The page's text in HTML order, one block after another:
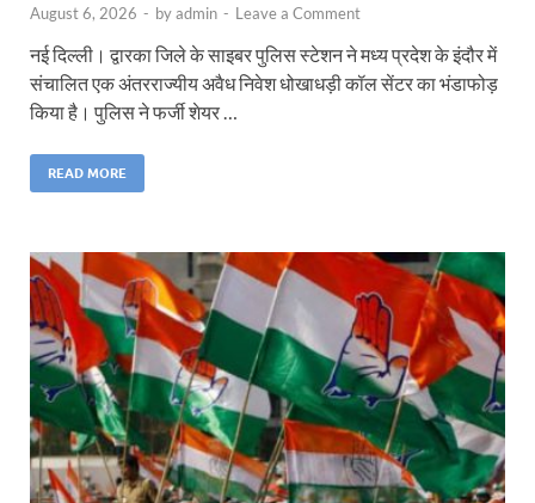
August 6, 2026 - byadmin - Leave a Comment
नई दिल्ली। द्वारका जिले के साइबर पुलिस स्टेशन ने मध्य प्रदेश के इंदौर में
संचालित एक अंतरराज्यीय अवैध निवेश धोखाधड़ी कॉल सेंटर का भंडाफोड़
किया है। पुलिस ने फर्जी शेयर …
READ MORE